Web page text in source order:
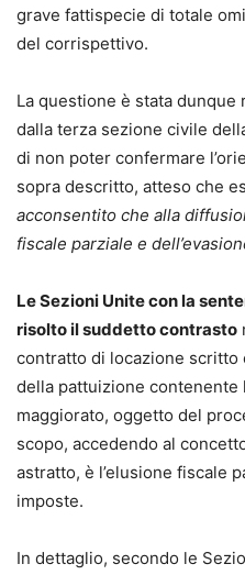
grave fattispecie di totale
del corrispettivo.
La questione è stata
dalla terza sezione civile
di non poter confermare
sopra descritto, atteso che
acconsentito che alla
fiscale parziale e
Le Sezioni Unite con la
risolto il suddetto contrasto
contratto di locazione scritto
della pattuizione contenente
maggiorato, oggetto del
scopo, accedendo al
astratto, è l’elusione fiscale
imposte.
In dettaglio, secondo le